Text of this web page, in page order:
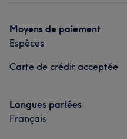
Moyens de paiement
Espèces
Carte de crédit acceptée
Langues parlées
Français